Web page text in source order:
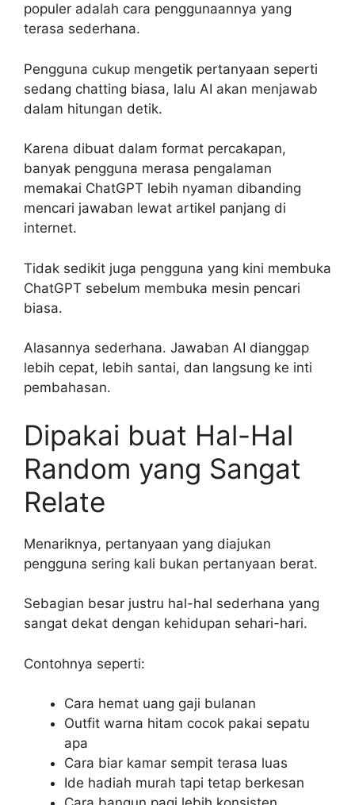
populer adalah cara penggunaannya yang
terasa sederhana.
Pengguna cukup mengetik pertanyaan seperti
sedang chatting biasa, lalu AI akan menjawab
dalam hitungan detik.
Karena dibuat dalam format percakapan,
banyak pengguna merasa pengalaman
memakai ChatGPT lebih nyaman dibanding
mencari jawaban lewat artikel panjang di
internet.
Tidak sedikit juga pengguna yang kini membuka
ChatGPT sebelum membuka mesin pencari
biasa.
Alasannya sederhana. Jawaban AI dianggap
lebih cepat, lebih santai, dan langsung ke inti
pembahasan.
Dipakai buat Hal-Hal
Random yang Sangat
Relate
Menariknya, pertanyaan yang diajukan
pengguna sering kali bukan pertanyaan berat.
Sebagian besar justru hal-hal sederhana yang
sangat dekat dengan kehidupan sehari-hari.
Contohnya seperti:
Cara hemat uang gaji bulanan
Outfit warna hitam cocok pakai sepatu
apa
Cara biar kamar sempit terasa luas
Ide hadiah murah tapi tetap berkesan